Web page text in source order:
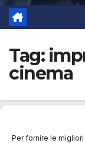
Per fornire le
Tag:
cinema